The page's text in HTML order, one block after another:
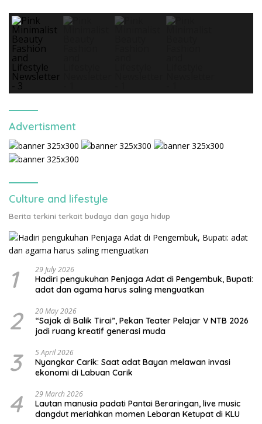
Advertisment
Culture and lifestyle
Berita terkini terkait budaya dan gaya hidup
1 29 July 2026
Hadiri pengukuhan Penjaga Adat di Pengembuk, Bupati:
adat dan agama harus saling menguatkan
2 20 May 2026
“Sajak di Balik Tirai”, Pekan Teater Pelajar V NTB 2026
jadi ruang kreatif generasi muda
3 5 April 2026
Nyangkar Carik: Saat adat Bayan melawan invasi
ekonomi di Labuan Carik
4 29 March 2026
Lautan manusia padati Pantai Beraringan, live music
dangdut meriahkan momen Lebaran Ketupat di KLU